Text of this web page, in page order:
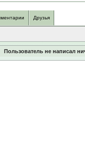
Друзья
Пользователь не написал